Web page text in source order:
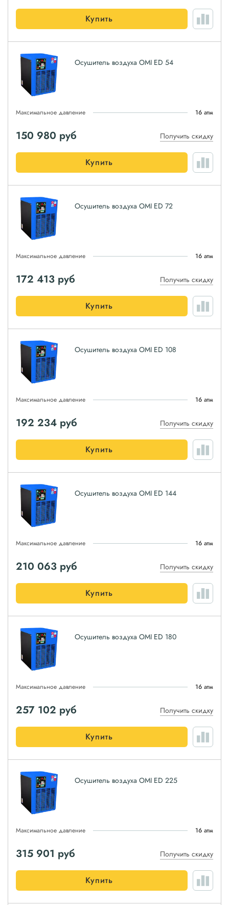
Купить
Осушитель воздуха OMI ED 54
Максимальное давление 16 атм
150 980 руб Получить скидку
Купить
Осушитель воздуха OMI ED 72
Максимальное давление 16 атм
172 413 руб Получить скидку
Купить
Осушитель воздуха OMI ED 108
Максимальное давление 16 атм
192 234 руб Получить скидку
Купить
Осушитель воздуха OMI ED 144
Максимальное давление 16 атм
210 063 руб Получить скидку
Купить
Осушитель воздуха OMI ED 180
Максимальное давление 16 атм
257 102 руб Получить скидку
Купить
Осушитель воздуха OMI ED 225
Максимальное давление 16 атм
315 901 руб Получить скидку
Купить